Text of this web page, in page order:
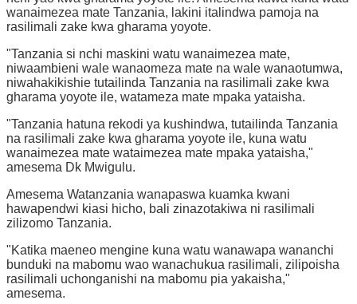
wanaimezea mate Tanzania, lakini italindwa pamoja na
rasilimali zake kwa gharama yoyote.
"Tanzania si nchi maskini watu wanaimezea mate,
niwaambieni wale wanaomeza mate na wale wanaotumwa,
niwahakikishie tutailinda Tanzania na rasilimali zake kwa
gharama yoyote ile, watameza mate mpaka yataisha.
"Tanzania hatuna rekodi ya kushindwa, tutailinda Tanzania
na rasilimali zake kwa gharama yoyote ile, kuna watu
wanaimezea mate wataimezea mate mpaka yataisha,"
amesema Dk Mwigulu.
Amesema Watanzania wanapaswa kuamka kwani
hawapendwi kiasi hicho, bali zinazotakiwa ni rasilimali
zilizomo Tanzania.
"Katika maeneo mengine kuna watu wanawapa wananchi
bunduki na mabomu wao wanachukua rasilimali, zilipoisha
rasilimali uchonganishi na mabomu pia yakaisha,"
amesema.